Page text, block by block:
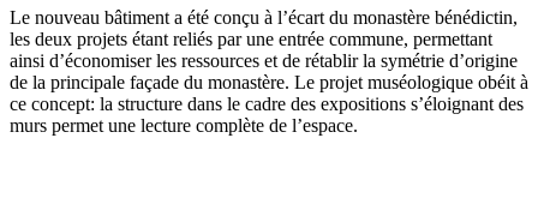
Le nouveau bâtiment a été conçu à l’écart du monastère bénédictin,
les deux projets étant reliés par une entrée commune, permettant
ainsi d’économiser les ressources et de rétablir la symétrie d’origine
de la principale façade du monastère. Le projet muséologique obéit à
ce concept: la structure dans le cadre des expositions s’éloignant des
murs permet une lecture complète de l’espace.